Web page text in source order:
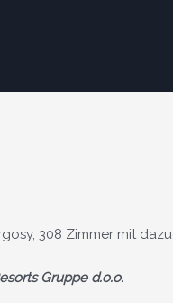
308 Zimmer mit
Gruppe d.o.o.